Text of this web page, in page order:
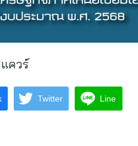
ควร์
Twitter Line